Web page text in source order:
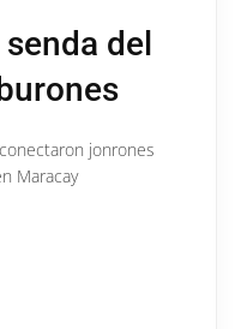
del
jonrones
Maracay